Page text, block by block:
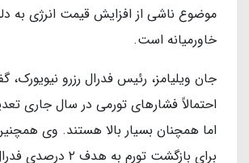
موضوع ناشی از افزایش قیمت انرژی به
خاورمیانه است.
جان ویلیامز، رئیس فدرال رزرو نیویورک،
احتمالاً فشارهای تورمی در سال جاری
اما همچنان بسیار بالا هستند. وی
برای بازگشت تورم به هدف